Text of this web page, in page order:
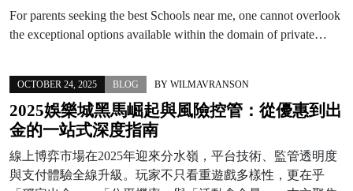
For parents seeking the best Schools near me, one cannot overlook
the exceptional options available within the domain of private…
OCTOBER 24, 2025 BLOG BY WILMAVRANSON
2025娛樂城黑馬崛起與風險控管：從優惠到出
金的一站式深度指南
線上博弈市場在2025年迎來分水嶺，平台技術、監管透明度
與支付體驗全線升級。玩家不只看重遊戲多樣性，更在乎